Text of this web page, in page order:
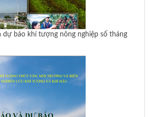
dự báo khí tượng nông nghiệp số tháng